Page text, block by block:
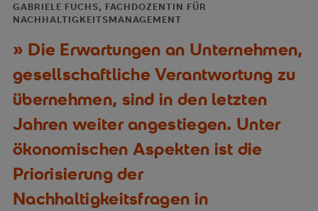
Die Erwartungen an Unternehmen,
gesellschaftliche Verantwortung zu
übernehmen, sind in den letzten
Jahren weiter angestiegen. Unter
ökonomischen Aspekten ist die
Priorisierung der
Nachhaltigkeitsfragen in
GABRIELE FUCHS, FACHDOZENTIN FÜR
NACHHALTIGKEITSMANAGEMENT